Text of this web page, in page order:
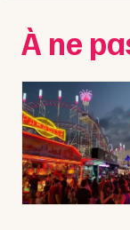
À ne